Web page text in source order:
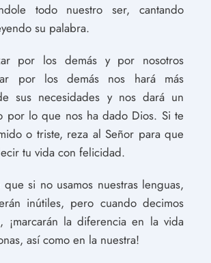
todo nuestro ser, cantando
su palabra.
por los demás y por nosotros
por los demás nos hará más
sus necesidades y nos dará un
por lo que nos ha dado Dios. Si te
o triste, reza al Señor para que
tu vida con felicidad.
si no usamos nuestras lenguas,
inútiles, pero cuando decimos
¡marcarán la diferencia en la vida
así como en la nuestra!